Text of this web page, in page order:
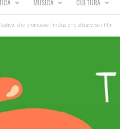
MUSICA CULTURA
che promuove l’inclusione attraverso i film